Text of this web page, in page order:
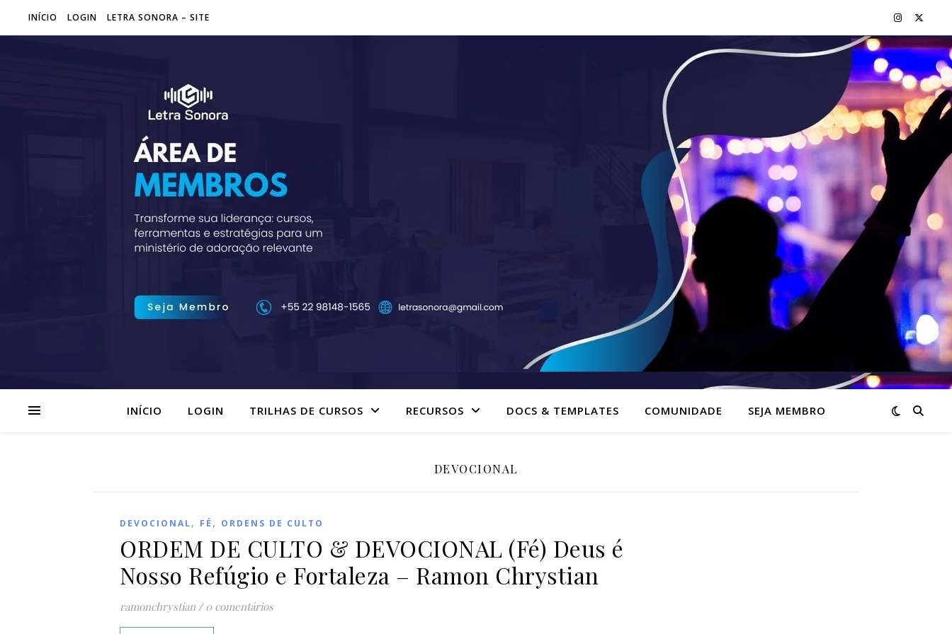
INÍCIO LOGIN LETRA SONORA – SITE
INÍCIO LOGIN TRILHAS DE CURSOS RECURSOS DOCS & TEMPLATES COMUNIDADE SEJA MEMBRO
DEVOCIONAL
DEVOCIONAL, FÉ , ORDENS DE CULTO
ORDEM DE CULTO & DEVOCIONAL (Fé) Deus é
Nosso Refúgio e Fortaleza – Ramon Chrystian
ramonchrystian / 0 comentários